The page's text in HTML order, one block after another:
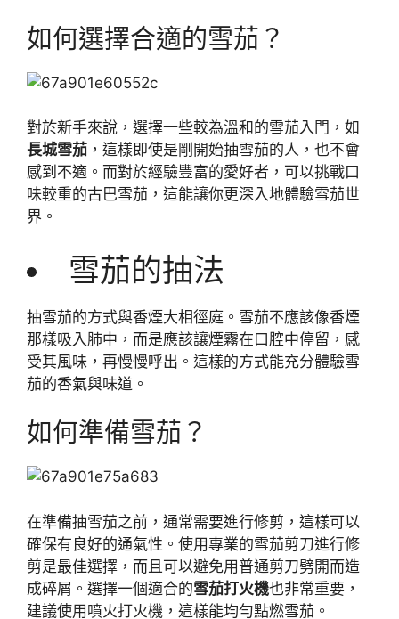
如何選擇合適的雪茄？
對於新手來說，選擇一些較為溫和的雪茄入門，如
長城雪茄 ，這樣即使是剛開始抽雪茄的人，也不會
感到不適。而對於經驗豐富的愛好者，可以挑戰口
味較重的古巴雪茄，這能讓你更深入地體驗雪茄世
界。
雪茄的抽法
抽雪茄的方式與香煙大相徑庭。雪茄不應該像香煙
那樣吸入肺中，而是應該讓煙霧在口腔中停留，感
受其風味，再慢慢呼出。這樣的方式能充分體驗雪
茄的香氣與味道。
如何準備雪茄？
在準備抽雪茄之前，通常需要進行修剪，這樣可以
確保有良好的通氣性。使用專業的雪茄剪刀進行修
剪是最佳選擇，而且可以避免用普通剪刀劈開而造
成碎屑。選擇一個適合的雪茄打火機也非常重要，
建議使用噴火打火機，這樣能均勻點燃雪茄。